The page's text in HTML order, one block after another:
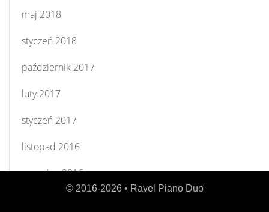
maj 2018
styczeń 2018
październik 2017
luty 2017
styczeń 2017
listopad 2016
czerwiec 2016
© 2016-2026 • Ravel Piano Duo